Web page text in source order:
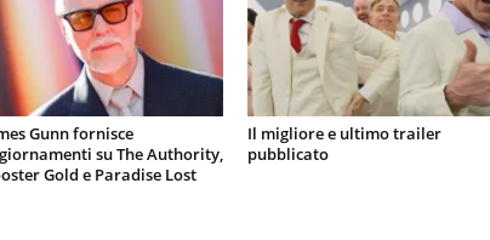
Gunn fornisce
su The Authority,
Gold e Paradise Lost
Il migliore e ultimo trailer
pubblicato